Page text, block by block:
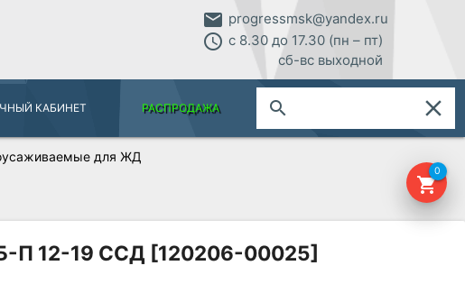
email progressmsk@yandex.ru
access_time с 8.30 до 17.30 (пн – пт)
сб-вс выходной
КАБИНЕТ РАСПРОДАЖА search close
shopping_cart
0
для ЖД
П 12-19 ССД [120206-00025]